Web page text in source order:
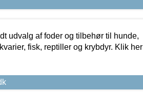
udvalg af foder og tilbehør til hunde,
fisk, reptiller og krybdyr. Klik her